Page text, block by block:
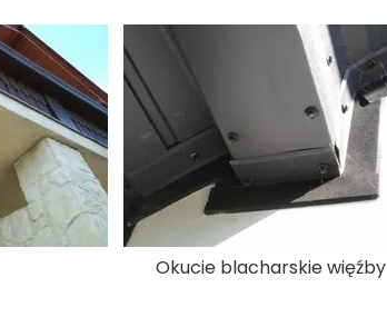
Okucie blacharskie więźby